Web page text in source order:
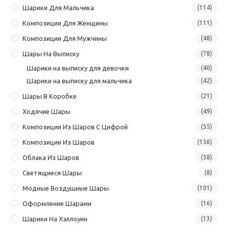
Шарики Для Мальчика (114)
Композиции Для Женщины (111)
Композиции Для Мужчины (48)
Шары На Выписку (78)
Шарики на выписку для девочки (40)
Шарики на выписку для мальчика (42)
Шары В Коробке (21)
Ходячие Шары (49)
Композиции Из Шаров С Цифрой (55)
Композиции Из Шаров (156)
Облака Из Шаров (58)
Светящиеся Шары (8)
Модные Воздушные Шары (101)
Оформление Шарами (16)
Шарики На Хэллоуин (13)